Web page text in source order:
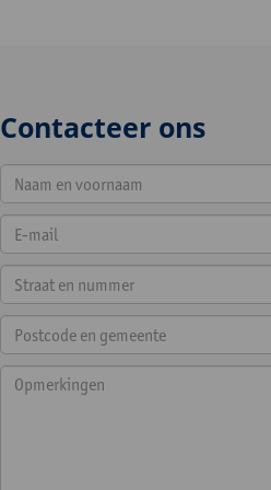
Contacteer ons